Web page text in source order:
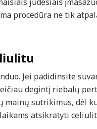
procedūra ne tik
Jei padidinsite
degintį riebalų
sutrikimus, dėl
atsikratyti